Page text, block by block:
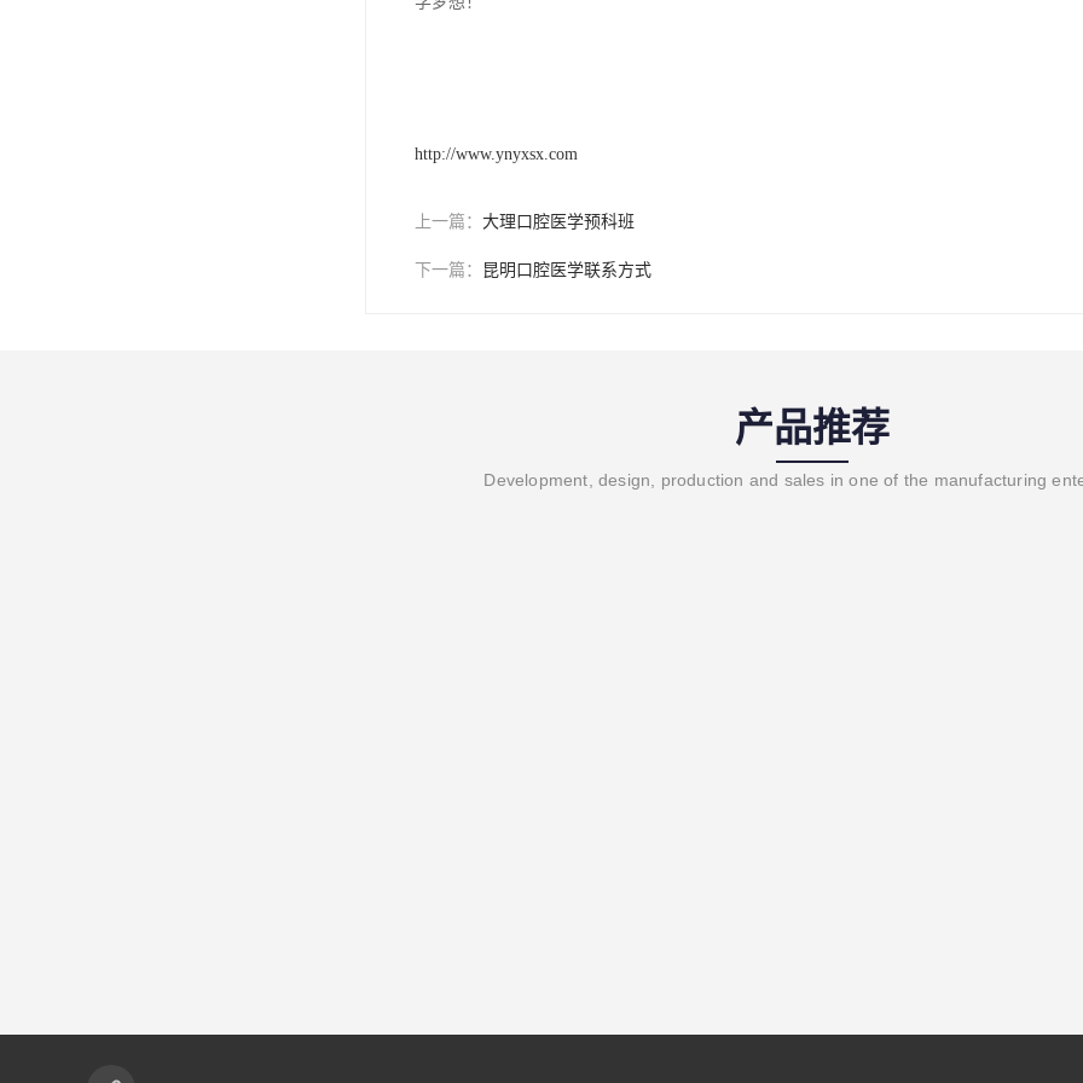
http://www.ynyxsx.com
上一篇： 大理口腔医学预科班
下一篇： 昆明口腔医学联系方式
产品推荐
Development, design, production and sales in one of the manufacturing